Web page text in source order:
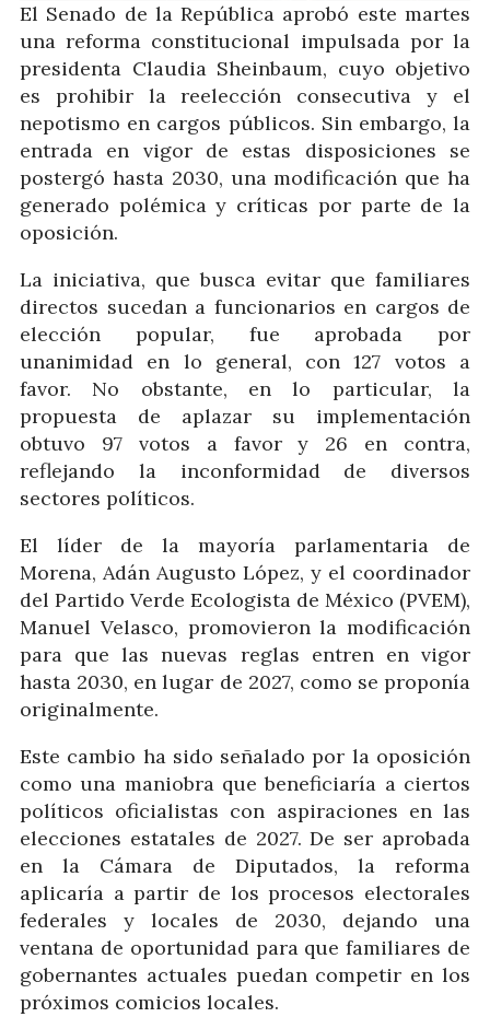
El Senado de la República aprobó este martes
una reforma constitucional impulsada por la
presidenta Claudia Sheinbaum, cuyo objetivo
es prohibir la reelección consecutiva y el
nepotismo en cargos públicos. Sin embargo, la
entrada en vigor de estas disposiciones se
postergó hasta 2030, una modificación que ha
generado polémica y críticas por parte de la
oposición.
La iniciativa, que busca evitar que familiares
directos sucedan a funcionarios en cargos de
elección popular, fue aprobada por
unanimidad en lo general, con 127 votos a
favor. No obstante, en lo particular, la
propuesta de aplazar su implementación
obtuvo 97 votos a favor y 26 en contra,
reflejando la inconformidad de diversos
sectores políticos.
El líder de la mayoría parlamentaria de
Morena, Adán Augusto López, y el coordinador
del Partido Verde Ecologista de México (PVEM),
Manuel Velasco, promovieron la modificación
para que las nuevas reglas entren en vigor
hasta 2030, en lugar de 2027, como se proponía
originalmente.
Este cambio ha sido señalado por la oposición
como una maniobra que beneficiaría a ciertos
políticos oficialistas con aspiraciones en las
elecciones estatales de 2027. De ser aprobada
en la Cámara de Diputados, la reforma
aplicaría a partir de los procesos electorales
federales y locales de 2030, dejando una
ventana de oportunidad para que familiares de
gobernantes actuales puedan competir en los
próximos comicios locales.